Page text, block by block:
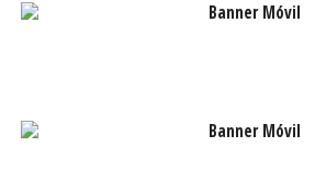
para hacer crecer la economía y